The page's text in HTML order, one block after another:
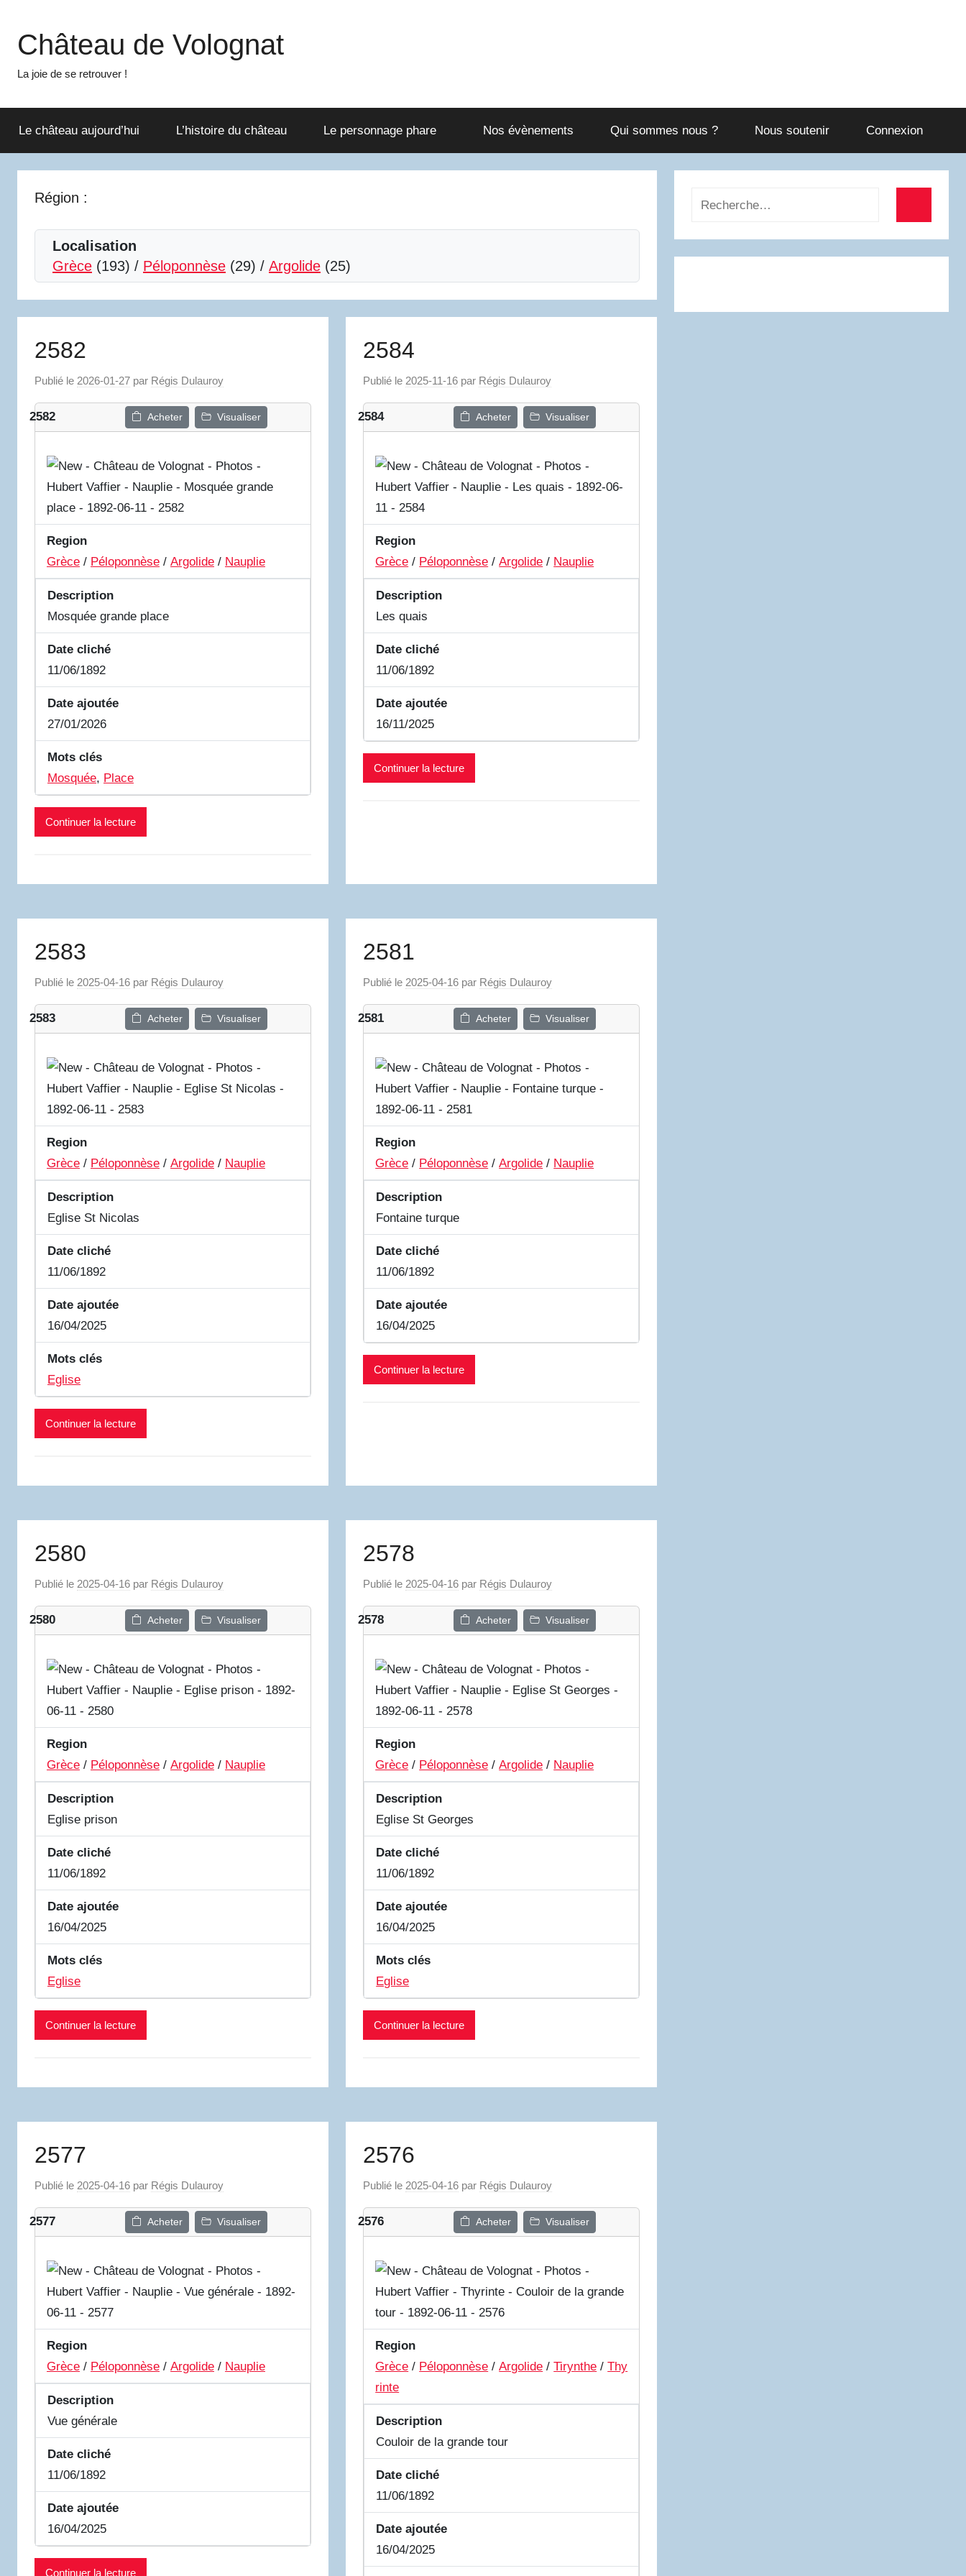
contenu
Château de Volognat
La joie de se retrouver !
Le château aujourd’hui L’histoire du château Le personnage phare Nos évènements Qui sommes nous ? Nous soutenir Connexion
Région :
Localisation
Grèce (193) / Péloponnèse (29) / Argolide (25)
2582
Publié le 2026-01-27 par Régis Dulauroy
2582 Acheter Visualiser
Region
Grèce / Péloponnèse / Argolide / Nauplie
Description
Mosquée grande place
Date cliché
11/06/1892
Date ajoutée
27/01/2026
Mots clés
Mosquée, Place
Continuer la lecture
2584
Publié le 2025-11-16 par Régis Dulauroy
2584 Acheter Visualiser
Region
Grèce / Péloponnèse /Argolide / Nauplie
Description
Les quais
Date cliché
11/06/1892
Date ajoutée
16/11/2025
Continuer la lecture
2583
Publié le 2025-04-16 par Régis Dulauroy
2583 Acheter Visualiser
Region
Grèce / Péloponnèse / Argolide / Nauplie
Description
Eglise St Nicolas
Date cliché
11/06/1892
Date ajoutée
16/04/2025
Mots clés
Eglise
Continuer la lecture
2581
Publié le 2025-04-16 par Régis Dulauroy
2581 Acheter Visualiser
Region
Grèce / Péloponnèse /Argolide / Nauplie
Description
Fontaine turque
Date cliché
11/06/1892
Date ajoutée
16/04/2025
Continuer la lecture
2580
Publié le 2025-04-16 par Régis Dulauroy
2580 Acheter Visualiser
Region
Grèce / Péloponnèse / Argolide / Nauplie
Description
Eglise prison
Date cliché
11/06/1892
Date ajoutée
16/04/2025
Mots clés
Eglise
Continuer la lecture
2578
Publié le 2025-04-16 par Régis Dulauroy
2578 Acheter Visualiser
Region
Grèce / Péloponnèse /Argolide / Nauplie
Description
Eglise St Georges
Date cliché
11/06/1892
Date ajoutée
16/04/2025
Mots clés
Eglise
Continuer la lecture
2577
Publié le 2025-04-16 par Régis Dulauroy
2577 Acheter Visualiser
Region
Grèce / Péloponnèse / Argolide / Nauplie
Description
Vue générale
Date cliché
11/06/1892
Date ajoutée
16/04/2025
Continuer la lecture
2576
Publié le 2025-04-16 par Régis Dulauroy
2576 Acheter Visualiser
Region
Grèce / Péloponnèse /Argolide /Tirynthe /Thy
rinte
Description
Couloir de la grande tour
Date cliché
11/06/1892
Date ajoutée
16/04/2025
Recherche
: